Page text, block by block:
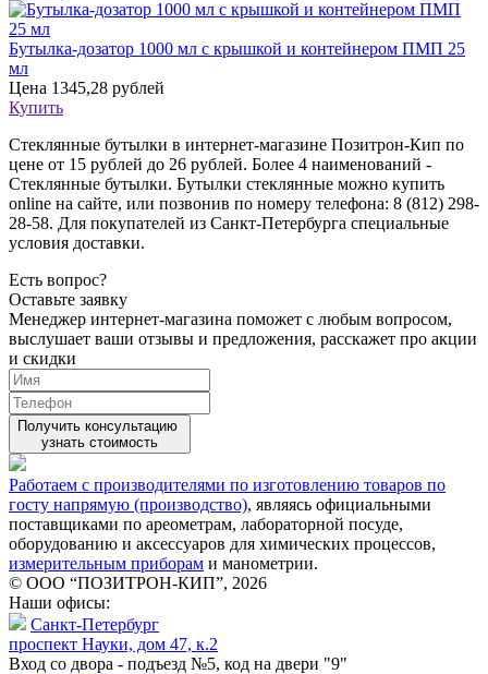
Бутылка-дозатор 1000 мл с крышкой и контейнером ПМП 25
мл
Цена 1345,28 рублей
Купить
Стеклянные бутылки в интернет-магазине Позитрон-Кип по
цене от 15 рублей до 26 рублей. Более 4 наименований -
Стеклянные бутылки. Бутылки стеклянные можно купить
online на сайте, или позвонив по номеру телефона: 8 (812) 298-
28-58. Для покупателей из Санкт-Петербурга специальные
условия доставки.
Есть вопрос?
Оставьте заявку
Менеджер интернет-магазина поможет с любым вопросом,
выслушает ваши отзывы и предложения, расскажет про акции
и скидки
Получить консультацию
узнать стоимость
Работаем с производителями по изготовлению товаров по
госту напрямую (производство), являясь официальными
поставщиками по ареометрам, лабораторной посуде,
оборудованию и аксессуаров для химических процессов,
измерительным приборам и манометрии.
© ООО “ПОЗИТРОН-КИП”, 2026
Наши офисы:
Санкт-Петербург
проспект Науки, дом 47, к.2
Вход со двора - подъезд №5, код на двери "9"